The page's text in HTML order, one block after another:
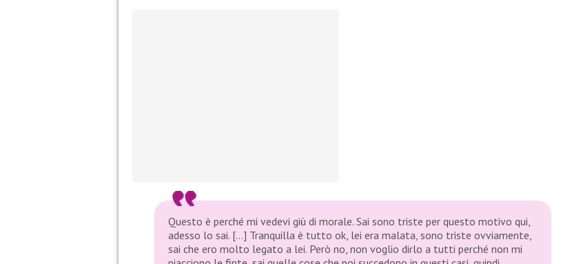
Questo è perché mi vedevi giù di morale. Sai sono triste per questo motivo qui,
adesso lo sai. […] Tranquilla è tutto ok, lei era malata, sono triste ovviamente,
sai che ero molto legato a lei. Però no, non voglio dirlo a tutti perché non mi